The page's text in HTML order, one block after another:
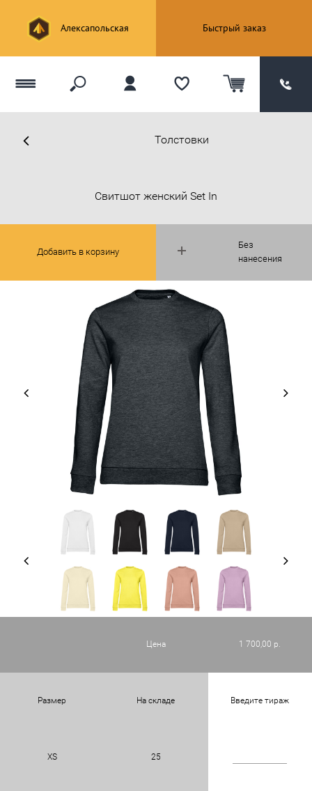
Алексапольская Быстрый заказ
Толстовки
Без
нанесения
Свитшот женский Set In
Добавить в корзину
Цена 1 700,00 р.
Размер На складе Введите тираж
XS 25